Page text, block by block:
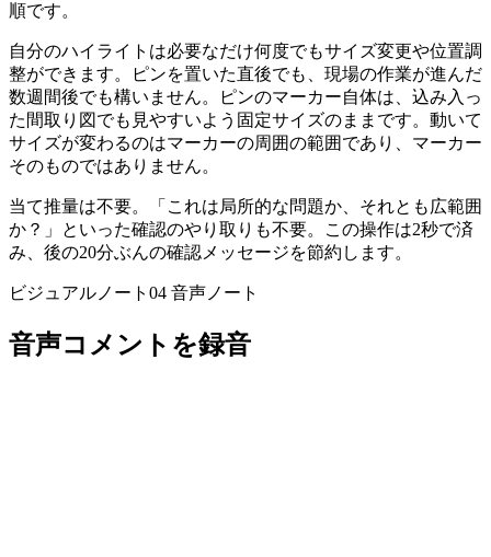
順です。
自分のハイライトは必要なだけ何度でもサイズ変更や位置調
整ができます。ピンを置いた直後でも、現場の作業が進んだ
数週間後でも構いません。ピンのマーカー自体は、込み入っ
た間取り図でも見やすいよう固定サイズのままです。動いて
サイズが変わるのはマーカーの周囲の範囲であり、マーカー
そのものではありません。
当て推量は不要。「これは局所的な問題か、それとも広範囲
か？」といった確認のやり取りも不要。この操作は2秒で済
み、後の20分ぶんの確認メッセージを節約します。
ビジュアルノート04 音声ノート
音声コメントを録音